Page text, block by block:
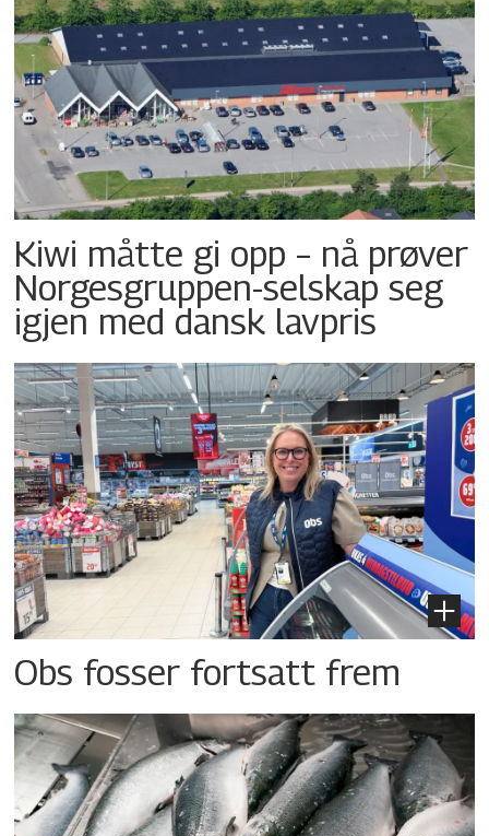
Kiwi måtte gi opp – nå prøver
Norgesgruppen-selskap seg
igjen med dansk lavpris
Obs fosser fortsatt frem